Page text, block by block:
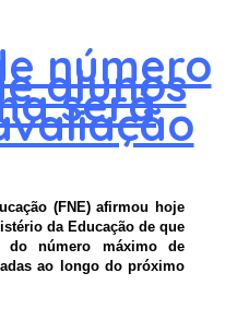
número
alunos
será
(FNE) afirmou hoje
da Educação de que
do número máximo de
ao longo do próximo